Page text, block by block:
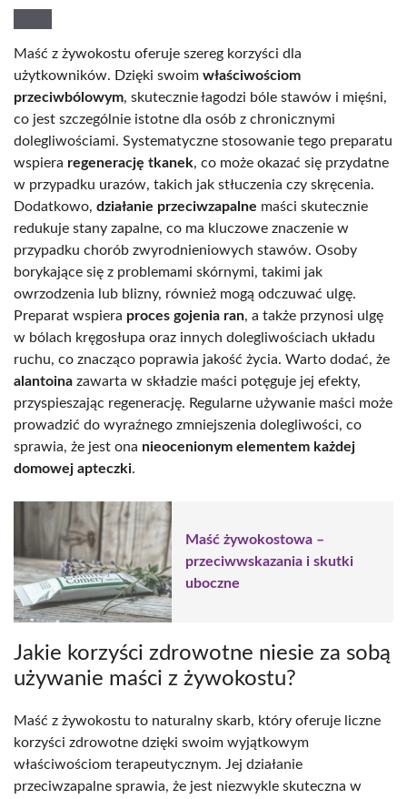
Maść z żywokostu oferuje szereg korzyści dla
użytkowników. Dzięki swoim właściwościom
przeciwbólowym, skutecznie łagodzi bóle stawów i mięśni,
co jest szczególnie istotne dla osób z chronicznymi
dolegliwościami. Systematyczne stosowanie tego preparatu
wspiera regenerację tkanek, co może okazać się przydatne
w przypadku urazów, takich jak stłuczenia czy skręcenia.
Dodatkowo, działanie przeciwzapalne maści skutecznie
redukuje stany zapalne, co ma kluczowe znaczenie w
przypadku chorób zwyrodnieniowych stawów. Osoby
borykające się z problemami skórnymi, takimi jak
owrzodzenia lub blizny, również mogą odczuwać ulgę.
Preparat wspiera proces gojenia ran, a także przynosi ulgę
w bólach kręgosłupa oraz innych dolegliwościach układu
ruchu, co znacząco poprawia jakość życia. Warto dodać, że
alantoina zawarta w składzie maści potęguje jej efekty,
przyspieszając regenerację. Regularne używanie maści może
prowadzić do wyraźnego zmniejszenia dolegliwości, co
sprawia, że jest ona nieocenionym elementem każdej
domowej apteczki.
Maść żywokostowa –
przeciwwskazania i skutki
uboczne
Jakie korzyści zdrowotne niesie za sobą
używanie maści z żywokostu?
Maść z żywokostu to naturalny skarb, który oferuje liczne
korzyści zdrowotne dzięki swoim wyjątkowym
właściwościom terapeutycznym. Jej działanie
przeciwzapalne sprawia, że jest niezwykle skuteczna w